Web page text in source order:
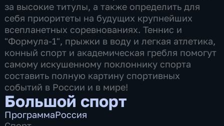
за высокие титулы, а также определить для
себя приоритеты на будущих крупнейших
всепланетных соревнованиях. Теннис и
"Формула-1", прыжки в воду и легкая атлетика,
конный спорт и академическая гребля помогут
самому искушенному поклоннику спорта
составить полную картину спортивных
событий в России и в мире!
Большой спорт
ПрограммаРоссия